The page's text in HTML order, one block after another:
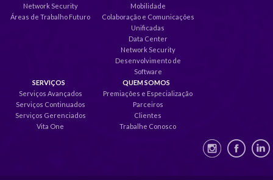
Network Security
Áreas de Trabalho Futuro
Mobilidade
Colaboração e Comunicações
Unificadas
Data Center
Network Security
Desenvolvimento de
Software
SERVIÇOS
Serviços Avançados
Serviços Continuados
Serviços Gerenciados
Vita One
QUEM SOMOS
Premiações e Especialização
Parceiros
Clientes
Trabalhe Conosco